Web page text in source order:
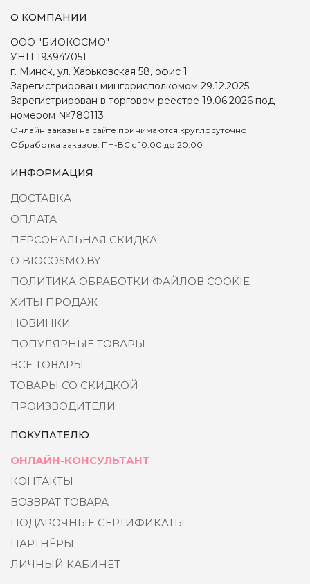
О КОМПАНИИ
ООО "БИОКОСМО"
УНП 193947051
г. Минск, ул. Харьковская 58, офис 1
Зарегистрирован мингорисполкомом 29.12.2025
Зарегистрирован в торговом реестре 19.06.2026 под
номером №780113
Онлайн заказы на сайте принимаются круглосуточно
Обработка заказов: ПН-ВС c 10:00 до 20:00
ИНФОРМАЦИЯ
ДОСТАВКА
ОПЛАТА
ПЕРСОНАЛЬНАЯ СКИДКА
О BIOCOSMO.BY
ПОЛИТИКА ОБРАБОТКИ ФАЙЛОВ COOKIE
ХИТЫ ПРОДАЖ
НОВИНКИ
ПОПУЛЯРНЫЕ ТОВАРЫ
ВСЕ ТОВАРЫ
ТОВАРЫ СО СКИДКОЙ
ПРОИЗВОДИТЕЛИ
ПОКУПАТЕЛЮ
ОНЛАЙН-КОНСУЛЬТАНТ
КОНТАКТЫ
ВОЗВРАТ ТОВАРА
ПОДАРОЧНЫЕ СЕРТИФИКАТЫ
ПАРТНЁРЫ
ЛИЧНЫЙ КАБИНЕТ